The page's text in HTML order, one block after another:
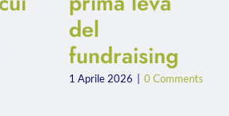
del
fundraising
1 Aprile 2026 0 Comments